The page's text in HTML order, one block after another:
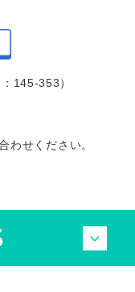
145-353）
わせください。